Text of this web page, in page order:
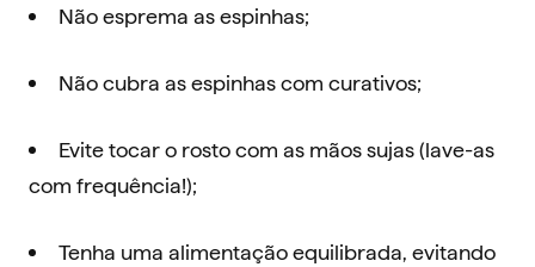
Não esprema as espinhas;
Não cubra as espinhas com curativos;
Evite tocar o rosto com as mãos sujas (lave-as
com frequência!);
Tenha uma alimentação equilibrada, evitando